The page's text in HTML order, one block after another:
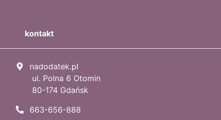
kontakt
nadodatek.pl
ul. Polna 6 Otomin
80-174 Gdańsk
663-656-888